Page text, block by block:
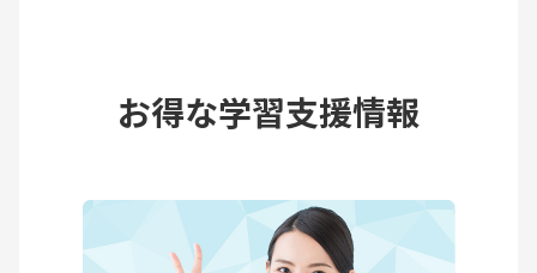
お得な学習支援情報